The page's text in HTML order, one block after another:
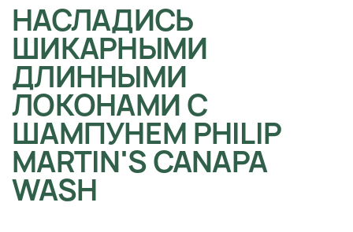
НАСЛАДИСЬ
ШИКАРНЫМИ
ДЛИННЫМИ
ЛОКОНАМИ С
ШАМПУНЕМ PHILIP
MARTIN'S CANAPA
WASH